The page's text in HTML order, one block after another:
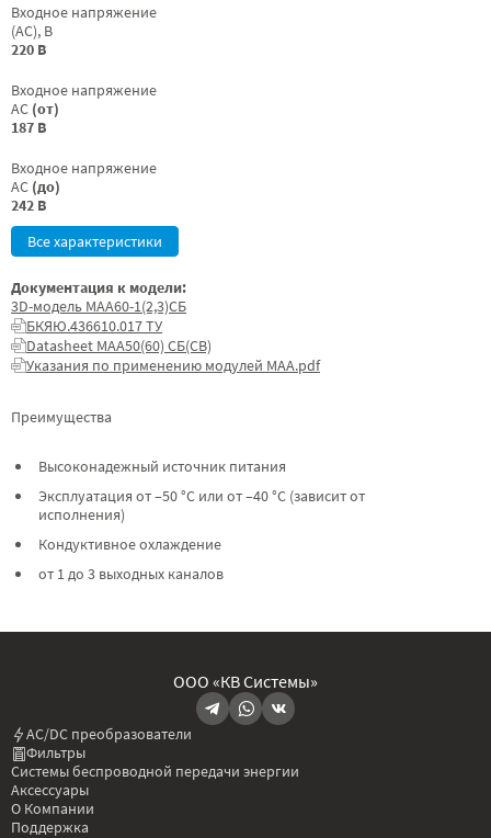
Входное напряжение
(AC), В
220 В
Входное напряжение
AC (от)
187 В
Входное напряжение
AC (до)
242 В
Все характеристики
Преимущества
Высоконадежный источник питания
Эксплуатация от –50 °C или от –40 °C (зависит от
исполнения)
Кондуктивное охлаждение
от 1 до 3 выходных каналов
Документация к модели:
3D-модель МАА60-1(2,3)СБ
БКЯЮ.436610.017 ТУ
Datasheet МАА50(60) СБ(СВ)
Указания по применению модулей МАА.pdf
ООО «КВ Системы»
AC/DC преобразователи
Фильтры
Системы беспроводной передачи энергии
Аксессуары
О Компании
Поддержка